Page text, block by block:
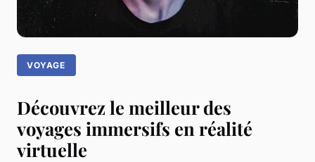
VOYAGE
Découvrez le meilleur des
voyages immersifs en réalité
virtuelle